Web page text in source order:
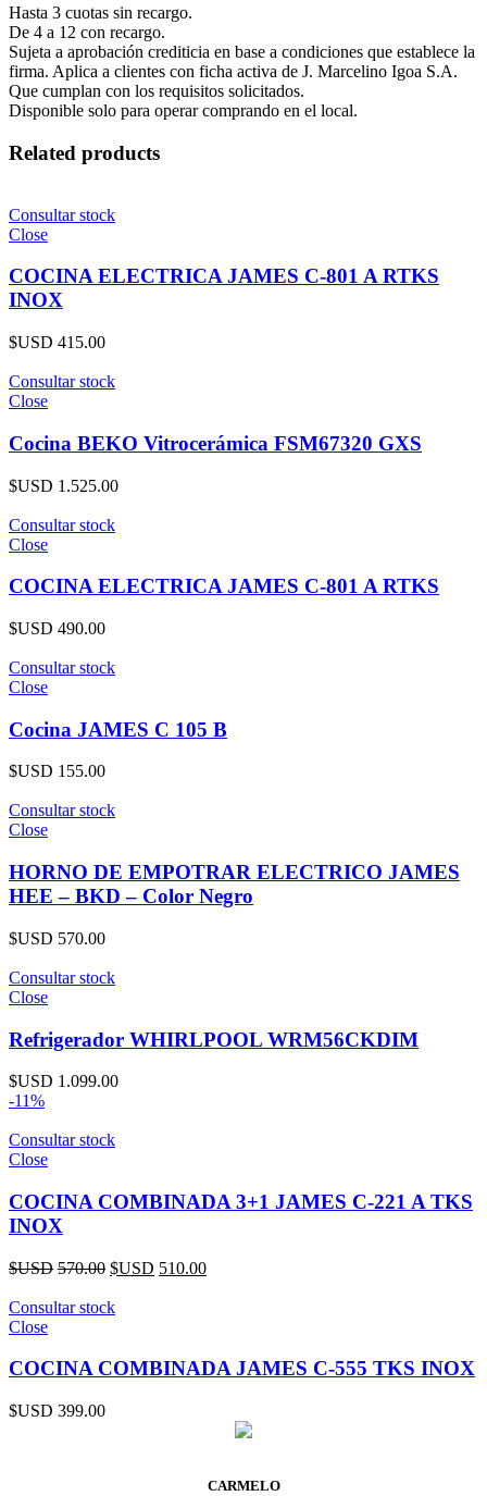
Hasta 3 cuotas sin recargo.
De 4 a 12 con recargo.
Sujeta a aprobación crediticia en base a condiciones que establece la
firma. Aplica a clientes con ficha activa de J. Marcelino Igoa S.A.
Que cumplan con los requisitos solicitados.
Disponible solo para operar comprando en el local.
Related products
Consultar stock
Close
COCINA ELECTRICA JAMES C-801 A RTKS
INOX
$USD 415.00
Consultar stock
Close
Cocina BEKO Vitrocerámica FSM67320 GXS
$USD 1.525.00
Consultar stock
Close
COCINA ELECTRICA JAMES C-801 A RTKS
$USD 490.00
Consultar stock
Close
Cocina JAMES C 105 B
$USD 155.00
Consultar stock
Close
HORNO DE EMPOTRAR ELECTRICO JAMES
HEE – BKD – Color Negro
$USD 570.00
Consultar stock
Close
Refrigerador WHIRLPOOL WRM56CKDIM
$USD 1.099.00
-11%
Consultar stock
Close
COCINA COMBINADA 3+1 JAMES C-221 A TKS
INOX
$USD 570.00 $USD 510.00
Consultar stock
Close
COCINA COMBINADA JAMES C-555 TKS INOX
$USD 399.00
CARMELO